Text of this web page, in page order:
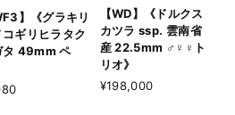
】《グラキリ
コギリヒラタク
タ 49mm ペ
【WD】《ドルクス
カツラ ssp. 雲南省
産 22.5mm ♂♀♀ト
リオ》
¥198,000